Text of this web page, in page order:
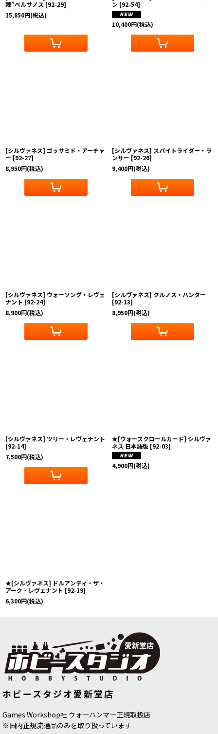
棘”ベルサノス [92-29]
15,850円(税込)
ン [92-54]
10,400円(税込)
[シルヴァネス] ゴッサミド・アーチャ
ー [92-27]
8,950円(税込)
[シルヴァネス] スパイトライダー・ラ
ンサー [92-26]
9,400円(税込)
[シルヴァネス] ウォーソング・レヴェ
ナント [92-24]
8,900円(税込)
[シルヴァネス] クルノス・ハンター
[92-13]
8,950円(税込)
[シルヴァネス] ツリー・レヴェナント
[92-14]
7,500円(税込)
★[ウォースクロールカード] シルヴァ
ネス 日本語版 [92-03]
4,900円(税込)
★[シルヴァネス] ドルアンティ・ザ・
アーク・レヴェナント [92-19]
6,300円(税込)
ホビースタジオ愛新堂店
Games Workshop社 ウォーハンマー正規取扱店
※国内正規流通品のみを取り扱っています